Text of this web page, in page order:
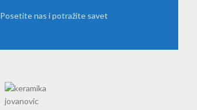
Posetite nas i potražite savet